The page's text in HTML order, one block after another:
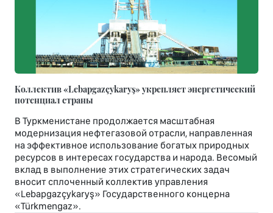
Коллектив «Lebapgazçykaryş» укрепляет энергетический
потенциал страны
В Туркменистане продолжается масштабная
модернизация нефтегазовой отрасли, направленная
на эффективное использование богатых природных
ресурсов в интересах государства и народа. Весомый
вклад в выполнение этих стратегических задач
вносит сплоченный коллектив управления
«Lebapgazçykaryş» Государственного концерна
«Türkmengaz».